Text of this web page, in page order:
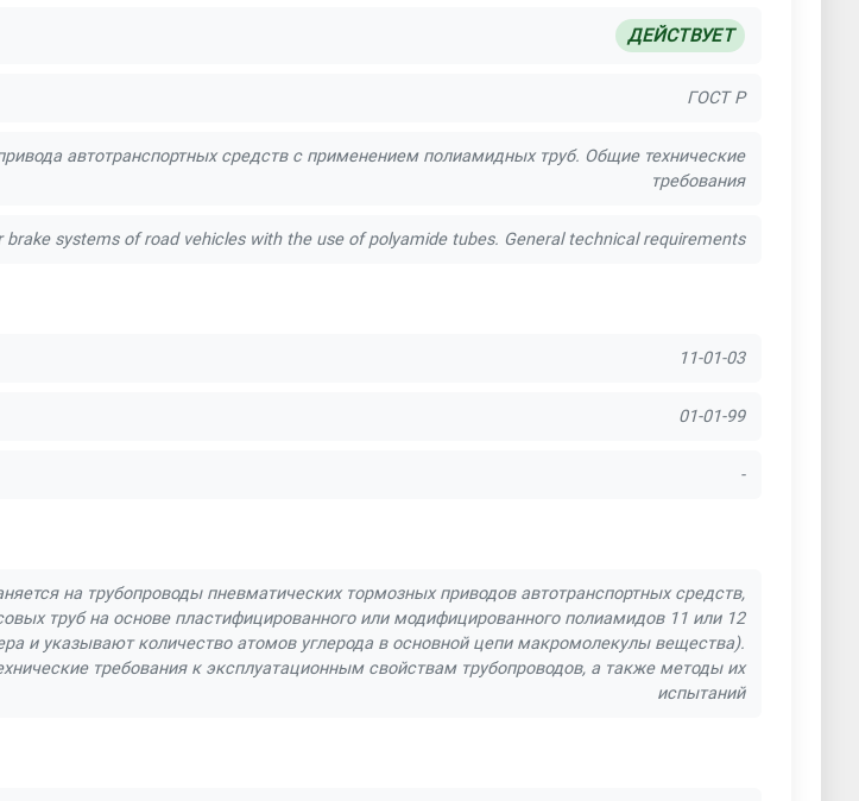
ДЕЙСТВУЕТ
ГОСТ Р
автотранспортных средств с применением полиамидных труб. Общие технические
требования
brake systems of road vehicles with the use of polyamide tubes. General technical requirements
11-01-03
01-01-99
-
на трубопроводы пневматических тормозных приводов автотранспортных средств,
труб на основе пластифицированного или модифицированного полиамидов 11 или 12
и указывают количество атомов углерода в основной цепи макромолекулы вещества).
требования к эксплуатационным свойствам трубопроводов, а также методы их
испытаний